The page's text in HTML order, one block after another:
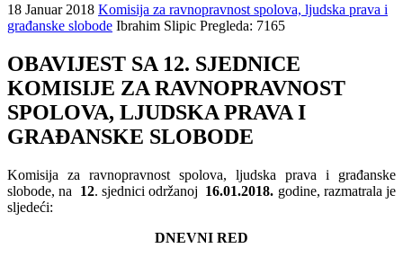
18 Januar 2018 Komisija za ravnopravnost spolova, ljudska prava i
građanske slobode Ibrahim Slipic Pregleda: 7165
OBAVIJEST SA 12. SJEDNICE
KOMISIJE ZA RAVNOPRAVNOST
SPOLOVA, LJUDSKA PRAVA I
GRAĐANSKE SLOBODE
Komisija za ravnopravnost spolova, ljudska prava i građanske
slobode, na 12. sjednici održanoj 16.01.2018. godine, razmatrala je
sljedeći:
DNEVNI RED